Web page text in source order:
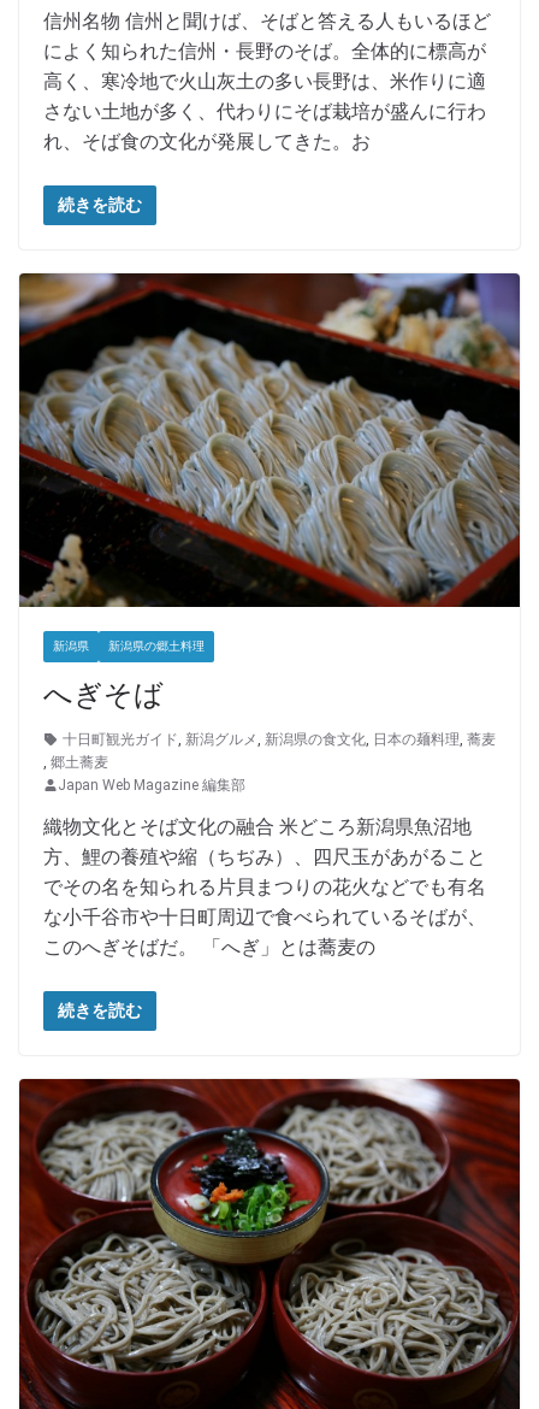
信州名物 信州と聞けば、そばと答える人もいるほど
によく知られた信州・長野のそば。全体的に標高が
高く、寒冷地で火山灰土の多い長野は、米作りに適
さない土地が多く、代わりにそば栽培が盛んに行わ
れ、そば食の文化が発展してきた。お
続きを読む
新潟県 新潟県の郷土料理
へぎそば
十日町観光ガイド 新潟グルメ 新潟県の食文化 日本の麺料理 蕎麦
郷土蕎麦
Japan Web Magazine 編集部
織物文化とそば文化の融合 米どころ新潟県魚沼地
方、鯉の養殖や縮（ちぢみ）、四尺玉があがること
でその名を知られる片貝まつりの花火などでも有名
な小千谷市や十日町周辺で食べられているそばが、
このへぎそばだ。 「へぎ」とは蕎麦の
続きを読む